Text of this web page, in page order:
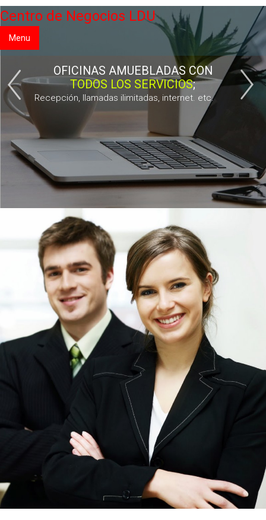
Centro de Negocios LDU
Menu
OFICINAS AMUEBLADAS CON
TODOS LOS SERVICIOS;
Recepción, llamadas ilimitadas, internet. etc.